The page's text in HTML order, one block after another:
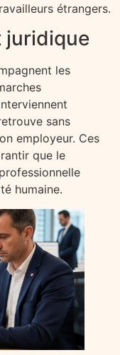
étrangers.
juridique
les
sans
employeur. Ces
que le
humaine.